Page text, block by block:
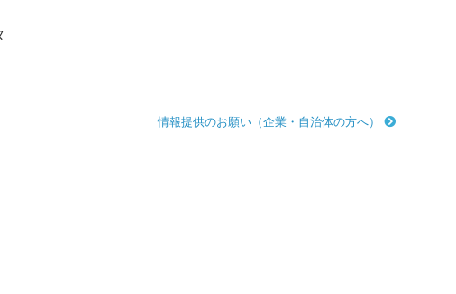
情報提供のお願い（企業・自治体の方へ）